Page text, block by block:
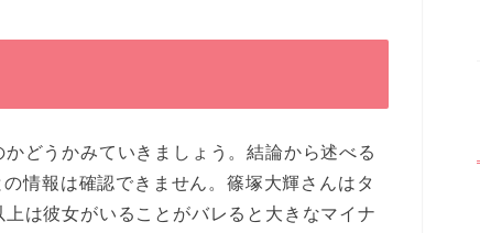
どうかみていきましょう。結論から述べる
情報は確認できません。篠塚大輝さんはタ
は彼女がいることがバレると大きなマイナ